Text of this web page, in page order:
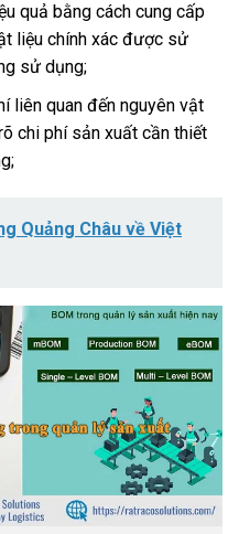
quả bằng cách cung cấp
liệu chính xác được sử
sử dụng;
liên quan đến nguyên vật
chi phí sản xuất cần thiết
Quảng Châu về Việt